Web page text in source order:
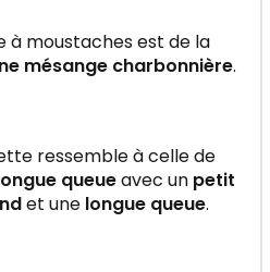
à moustaches est de la
mésange charbonnière.
ressemble à celle de
queueavec un petit
et une longue queue.